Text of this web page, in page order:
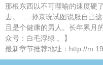
那根东西以不可理喻的速度硬
去。......孙京玧试图说服自己
且是个健康的男人。长年累月
众号：白毛浮绿 。】
最新章节推荐地址：http://